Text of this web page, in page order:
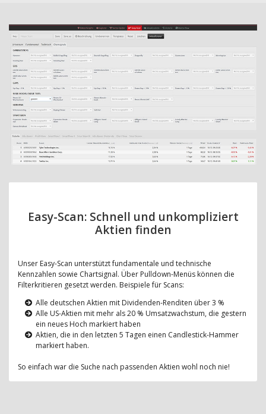
Easy-Scan: Schnell und unkompliziert
Aktien finden
Unser Easy-Scan unterstützt fundamentale und technische
Kennzahlen sowie Chartsignal. Über Pulldown-Menüs können die
Filterkritieren gesetzt werden. Beispiele für Scans:
Alle deutschen Aktien mit Dividenden-Renditen über 3 %
Alle US-Aktien mit mehr als 20 % Umsatzwachstum, die gestern
ein neues Hoch markiert haben
Aktien, die in den letzten 5 Tagen einen Candlestick-Hammer
markiert haben.
So einfach war die Suche nach passenden Aktien wohl noch nie!